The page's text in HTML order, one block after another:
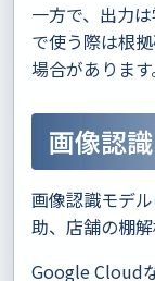
一方で、出力
で使う際は根
場合があります
画像認
画像認識モデ
助、店舗の棚解
Google Cloud